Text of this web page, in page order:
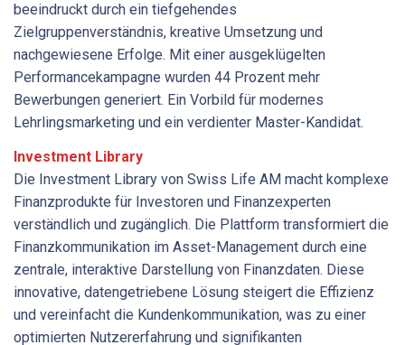
beeindruckt durch ein tiefgehendes
Zielgruppenverständnis, kreative Umsetzung und
nachgewiesene Erfolge. Mit ­einer ausgeklügelten
Performancekampagne wurden 44 Prozent mehr
Bewerbungen generiert. Ein Vorbild für modernes
Lehrlingsmarketing und ein verdienter Master-Kandidat.
Investment Library
Die Investment Library von Swiss Life AM macht komplexe
Finanzprodukte für Investoren und Finanzexperten
verständlich und zugänglich. Die Plattform transformiert die
Finanzkommunikation im Asset-Management durch eine
zentrale, interaktive Darstellung von Finanzdaten. Diese
innovative, datengetriebene Lösung steigert die Effizienz
und vereinfacht die Kundenkommunikation, was zu einer
optimierten Nutzererfahrung und signifikanten